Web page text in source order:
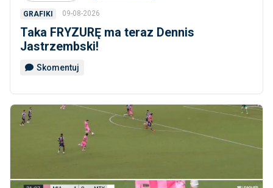
GRAFIKI 09-08-2026
Taka FRYZURĘ ma teraz Dennis
Jastrzembski!
Skomentuj